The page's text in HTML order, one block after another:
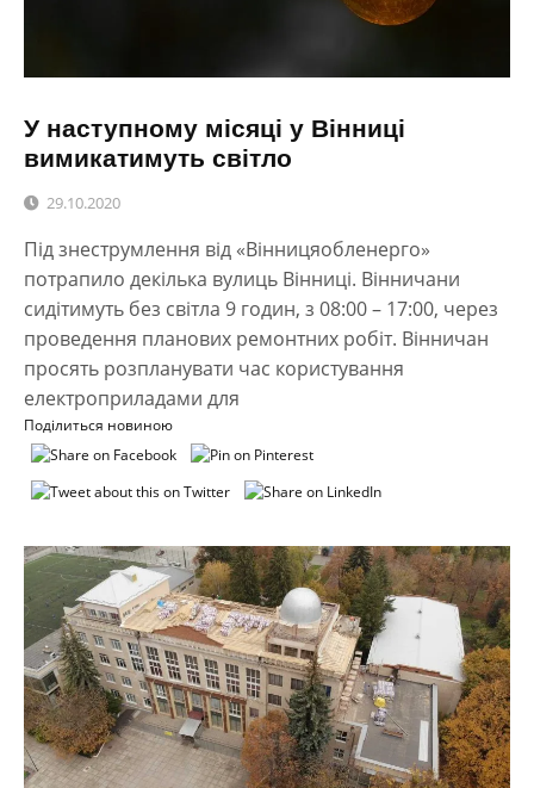
У наступному місяці у Вінниці
вимикатимуть світло
29.10.2020
Під знеструмлення від «Вінницяобленерго»
потрапило декілька вулиць Вінниці. Вінничани
сидітимуть без світла 9 годин, з 08:00 – 17:00, через
проведення планових ремонтних робіт. Вінничан
просять розпланувати час користування
електроприладами для
Поділиться новиною